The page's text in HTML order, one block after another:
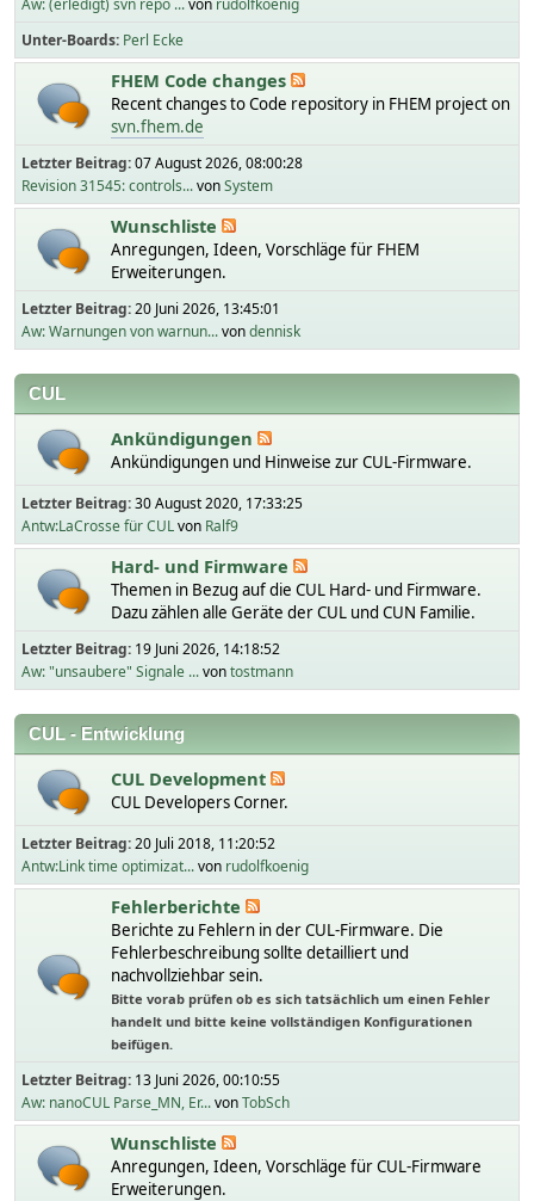
Aw: (erledigt) svn repo ...von rudolfkoenig
Unter-Boards Perl Ecke
FHEM Code changes
Recent changes to Code repository in FHEM project on
svn.fhem.de
Letzter Beitrag:07 August 2026, 08:00:28
Revision 31545: controls...vonSystem
Wunschliste
Anregungen, Ideen, Vorschläge für FHEM
Erweiterungen.
Letzter Beitrag:20 Juni 2026, 13:45:01
Aw: Warnungen von warnun...vondennisk
CUL
Ankündigungen
Ankündigungen und Hinweise zur CUL-Firmware.
Letzter Beitrag:30 August 2020, 17:33:25
Antw:LaCrosse für CULvon Ralf9
Hard- und Firmware
Themen in Bezug auf die CUL Hard- und Firmware.
Dazu zählen alle Geräte der CUL und CUN Familie.
Letzter Beitrag: 19 Juni 2026, 14:18:52
Aw: "unsaubere" Signale ...vontostmann
CUL - Entwicklung
CUL Development
CUL Developers Corner.
Letzter Beitrag:20 Juli 2018, 11:20:52
Antw:Link time optimizat...von rudolfkoenig
Fehlerberichte
Berichte zu Fehlern in der CUL-Firmware. Die
Fehlerbeschreibung sollte detailliert und
nachvollziehbar sein.
Bitte vorab prüfen ob es sich tatsächlich um einen Fehler
handelt und bitte keine vollständigen Konfigurationen
beifügen.
Letzter Beitrag: 13 Juni 2026, 00:10:55
Aw: nanoCUL Parse_MN, Er...vonTobSch
Wunschliste
Anregungen, Ideen, Vorschläge für CUL-Firmware
Erweiterungen.